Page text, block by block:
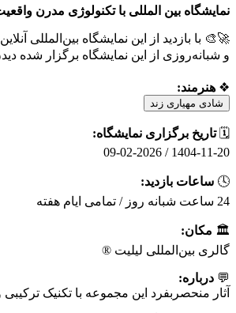
نمایشگاه بین المللی با تکنولوژی مدرن
🚀🎨 با بازدید از این نمایشگاه بین‌المللی
و شبانه‌روزی از این نمایشگاه برگزار شده
❖ هنرمند:
شادی مهیاری زند
🗓تاریخ برگزاری نمایشگاه:
1404-11-20 / 09-02-2026
🕓 ساعات بازدید:
24 ساعت شبانه روز / تمامی ایام هفته
🏛 مکان:
گالری بین‌المللی لیلیت ®
💬 درباره:
آثار منحصربفرد این مجموعه با تکنیک